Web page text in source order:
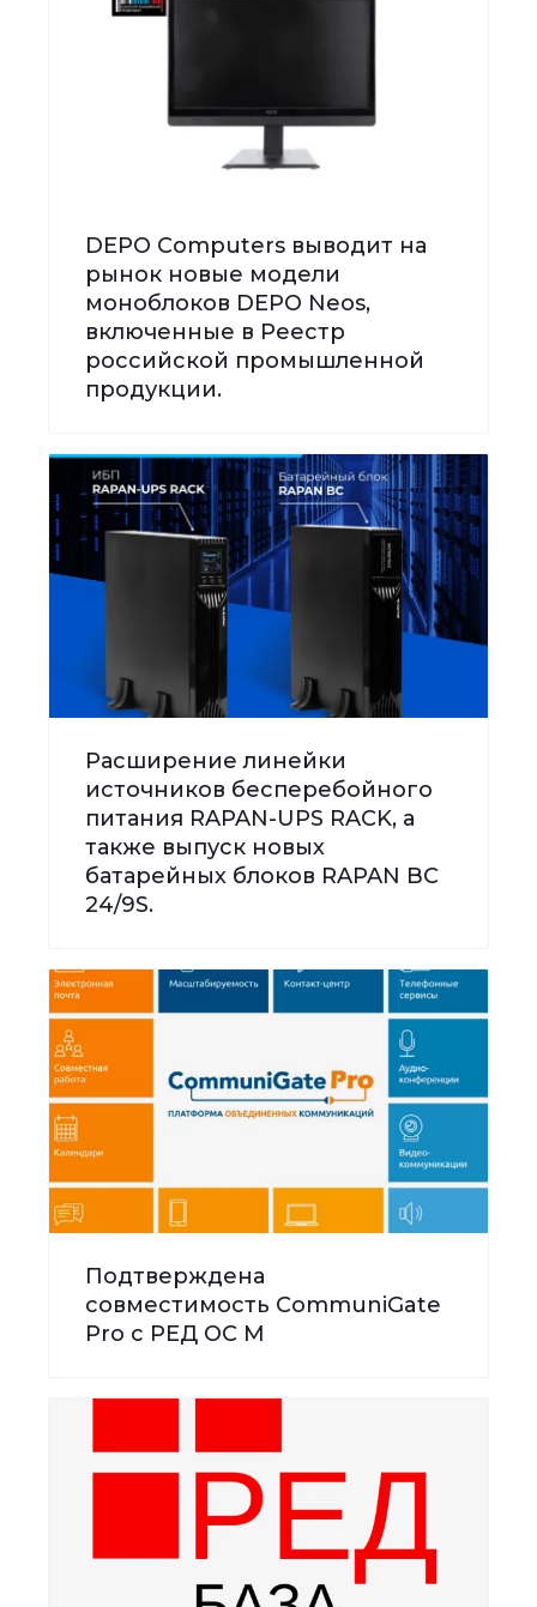
DEPO Computers выводит на
рынок новые модели
моноблоков DEPO Neos,
включенные в Реестр
российской промышленной
продукции.
Расширение линейки
источников бесперебойного
питания RAPAN-UPS RACK, а
также выпуск новых
батарейных блоков RAPAN BC
24/9S.
Подтверждена
совместимость CommuniGate
Pro с РЕД ОС М